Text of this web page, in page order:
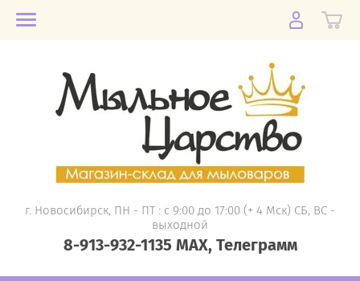
г. Новосибирск, ПН - ПТ : с 9:00 до 17:00 (+ 4 Мск) СБ, ВС -
выходной
8-913-932-1135 MAX, Телеграмм